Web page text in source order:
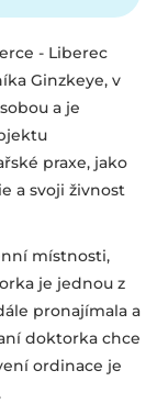
- Liberec
Ginzkeye, v
a je
praxe, jako
a svoji živnost
místnosti,
je jednou z
pronajímala a
doktorka chce
ordinace je